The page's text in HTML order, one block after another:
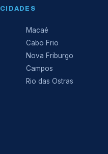
CIDADES
Macaé
Cabo Frio
Nova Friburgo
Campos
Rio das Ostras